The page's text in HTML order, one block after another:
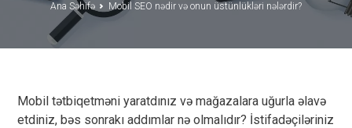
Ana Səhifə Mobil SEO nədir və onun üstünlükləri nələrdir?
Mobil tətbiqetməni yaratdınız və mağazalara uğurla əlavə
etdiniz, bəs sonrakı addımlar nə olmalıdır? İstifadəçiləriniz